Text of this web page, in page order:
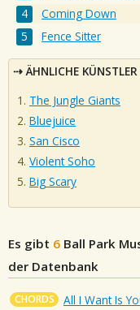
Coming Down
Fence Sitter
ÄHNLICHE
The Jungle Giants
Bluejuice
San Cisco
Violent Soho
Big Scary
Es gibt 6 Ball Park
der Datenbank
CHORDS All I Want Is